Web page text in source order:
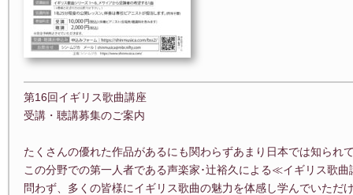
第16回イギリス歌曲講座
受講・聴講募集のご案内
たくさんの優れた作品があるにも関わらずあまり日本では知られ
この分野での第一人者である声楽家･辻裕久による≪イギリス歌
問わず、多くの皆様にイギリス歌曲の魅力を体感し学んでいただ